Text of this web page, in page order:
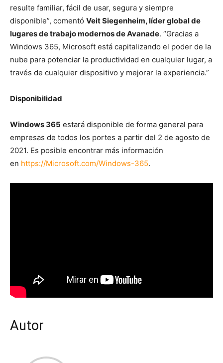
resulte familiar, fácil de usar, segura y siempre
disponible”, comentó Veit Siegenheim, líder global de
lugares de trabajo modernos de Avanade. “Gracias a
Windows 365, Microsoft está capitalizando el poder de la
nube para potenciar la productividad en cualquier lugar, a
través de cualquier dispositivo y mejorar la experiencia.”
Disponibilidad
Windows 365 estará disponible de forma general para
empresas de todos los portes a partir del 2 de agosto de
2021. Es posible encontrar más información
en https://Microsoft.com/Windows-365.
Autor